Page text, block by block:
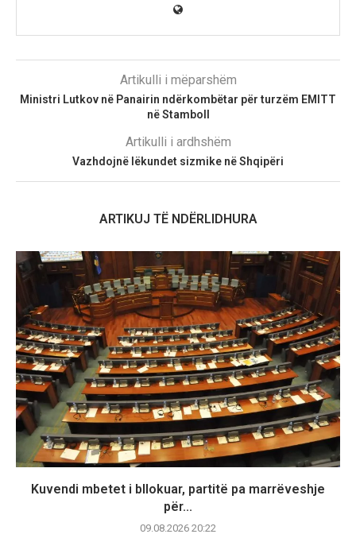
Artikulli i mëparshëm
Ministri Lutkov në Panairin ndërkombëtar për turzëm EMITT
në Stamboll
Artikulli i ardhshëm
Vazhdojnë lëkundet sizmike në Shqipëri
ARTIKUJ TË NDËRLIDHURA
Kuvendi mbetet i bllokuar, partitë pa marrëveshje
për...
09.08.2026 20:22